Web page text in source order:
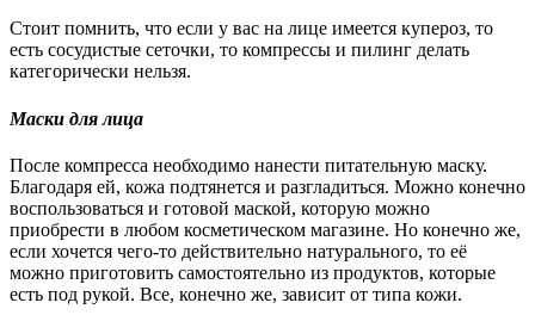
Стоит помнить, что если у вас на лице имеется купероз, то
есть сосудистые сеточки, то компрессы и пилинг делать
категорически нельзя.
Маски для лица
После компресса необходимо нанести питательную маску.
Благодаря ей, кожа подтянется и разгладиться. Можно конечно
воспользоваться и готовой маской, которую можно
приобрести в любом косметическом магазине. Но конечно же,
если хочется чего-то действительно натурального, то её
можно приготовить самостоятельно из продуктов, которые
есть под рукой. Все, конечно же, зависит от типа кожи.